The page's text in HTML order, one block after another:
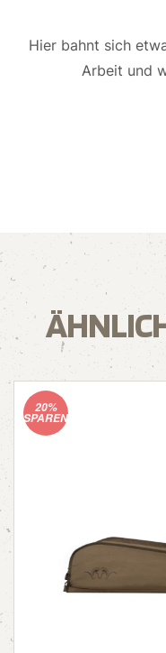
Hier bahnt sich
Arbeit und
20%
SPAREN